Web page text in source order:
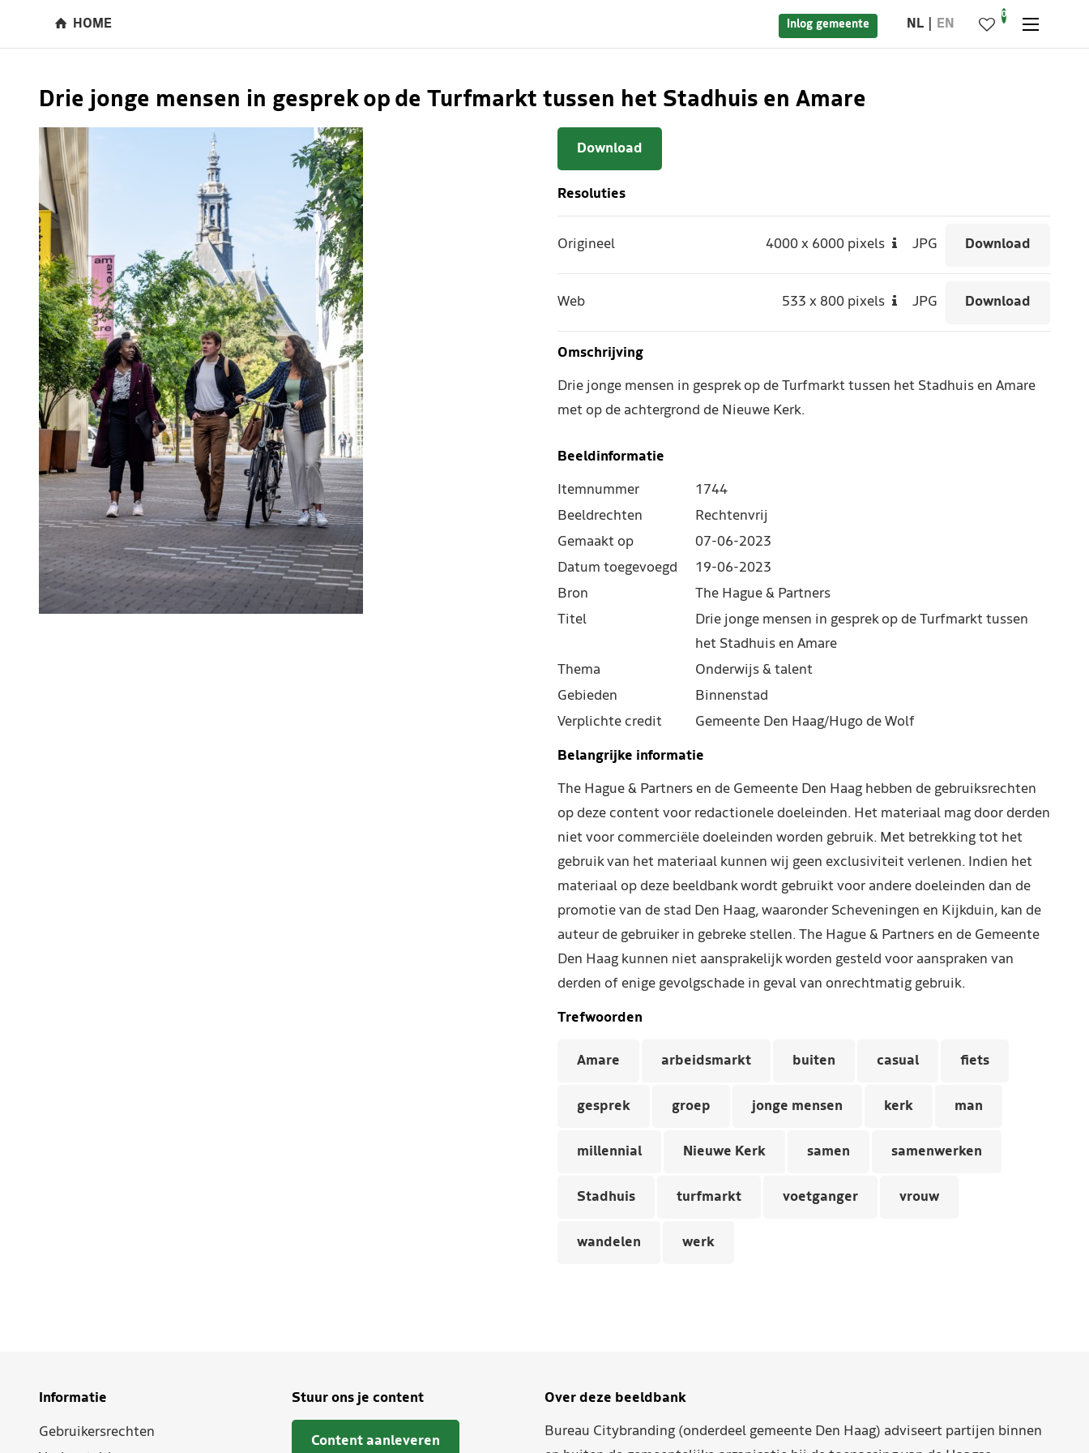
HOME Inlog gemeente NL EN
0
Drie jonge mensen in gesprek op de Turfmarkt tussen het Stadhuis en Amare
Download
Resoluties
Origineel 4000x 6000 pixels JPG Download
Web 533x 800 pixels JPG Download
Omschrijving
Drie jonge mensen in gesprek op de Turfmarkt tussen het Stadhuis en Amare
met op de achtergrond de Nieuwe Kerk.
Beeldinformatie
Itemnummer
1744
Beeldrechten
Rechtenvrij
Gemaakt op
07-06-2023
Datum toegevoegd
19-06-2023
Bron
The Hague & Partners
Titel
Drie jonge mensen in gesprek op de Turfmarkt tussen
het Stadhuis en Amare
Thema
Onderwijs & talent
Gebieden
Binnenstad
Verplichte credit
Gemeente Den Haag/Hugo de Wolf
Belangrijke informatie
The Hague & Partners en de Gemeente Den Haag hebben de gebruiksrechten
op deze content voor redactionele doeleinden. Het materiaal mag door derden
niet voor commerciële doeleinden worden gebruik. Met betrekking tot het
gebruik van het materiaal kunnen wij geen exclusiviteit verlenen. Indien het
materiaal op deze beeldbank wordt gebruikt voor andere doeleinden dan de
promotie van de stad Den Haag, waaronder Scheveningen en Kijkduin, kan de
auteur de gebruiker in gebreke stellen. The Hague & Partners en de Gemeente
Den Haag kunnen niet aansprakelijk worden gesteld voor aanspraken van
derden of enige gevolgschade in geval van onrechtmatig gebruik.
Trefwoorden
Amare arbeidsmarkt buiten casual fiets
gesprek groep jonge mensen kerk man
millennial Nieuwe Kerk samen samenwerken
Stadhuis turfmarkt voetganger vrouw
wandelen werk
Informatie
Gebruikersrechten
Stuur ons je content
Content aanleveren
Over deze beeldbank
Bureau Citybranding (onderdeel gemeente Den Haag) adviseert partijen binnen